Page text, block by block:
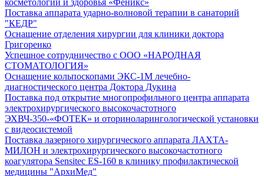
косметологии и здоровья «Феникс»
Поставка аппарата ударно-волновой терапии в санаторий
"КЕДР"
Оснащение отделения хирургии для клиники доктора
Григоренко
Успешное сотрудничество с ООО «НАРОДНАЯ
СТОМАТОЛОГИЯ»
Оснащение кольпоскопами ЭКС-1М лечебно-
диагностического центра Доктора Дукина
Поставка под открытие многопрофильного центра аппарата
электрохирургического высокочастотного
ЭХВЧ-350-«ФОТЕК» и оториноларингологической установки
с видеосистемой
Поставка лазерного хирургического аппарата ЛАХТА-
МИЛОН и электрохирургического высокочастотного
коагулятора Sensitec ES-160 в клинику профилактической
медицины "АрхиМед"